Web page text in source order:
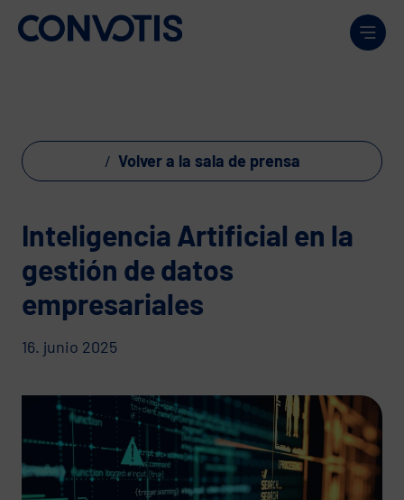
Skip to content
Volver a la sala de prensa
Inteligencia Artificial en la
gestión de datos
empresariales
16. junio 2025